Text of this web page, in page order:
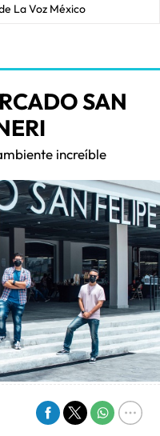
La Voz México
SAN
increíble